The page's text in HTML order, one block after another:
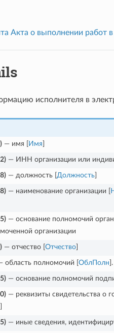
Акта о выполнении работ
исполнителя в
— имя [ Имя
— ИНН организации или
— должность [ Должность]
— наименование организации [
— основание полномочий
организации
— отчество [ Отчество]
область полномочий [ ОблПолн
— основание полномочий
— реквизиты свидетельства о
— иные сведения,